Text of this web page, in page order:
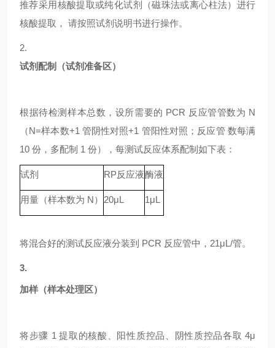
推荐采用核酸提取或纯化试剂（磁珠法或离心柱法）进行
核酸提取， 请按照试剂说明书进行操作。
2.
试剂配制（试剂准备区）
根据待检测样本总数，设所需要的 PCR 反应管管数为 N
（N=样本数+1 管阴性对照+1 管阳性对照；反应管 数每满
10 份，多配制 1 份），每测试反应体系配制如下表：
试剂 RP反应液酶液
用量（样本数为 N） 20μL 1μL
将混合好的测试反应液分装到 PCR 反应管中，21μL/管。
3.
加样（样本处理区）
将步骤 1 提取的核酸、阳性质控品、阴性质控品各取 4μ